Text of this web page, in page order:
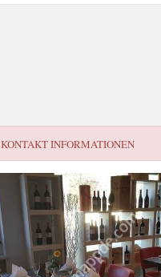
KONTAKT INFORMATIONEN